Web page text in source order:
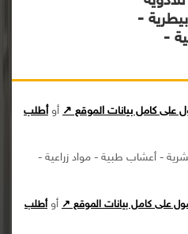
-
-
على كامل بيانات الموقع ↗ أوأطلب
- أعشاب طبية - مواد زراعية -
على كامل بيانات الموقع ↗ أوأطلب